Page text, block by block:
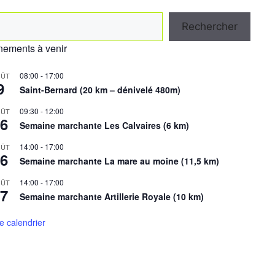
Rechercher
à venir
08:00 - 17:00
Saint-Bernard (20 km – dénivelé 480m)
09:30 - 12:00
Semaine marchante Les Calvaires (6 km)
14:00 - 17:00
Semaine marchante La mare au moine (11,5 km)
14:00 - 17:00
Semaine marchante Artillerie Royale (10 km)
calendrier